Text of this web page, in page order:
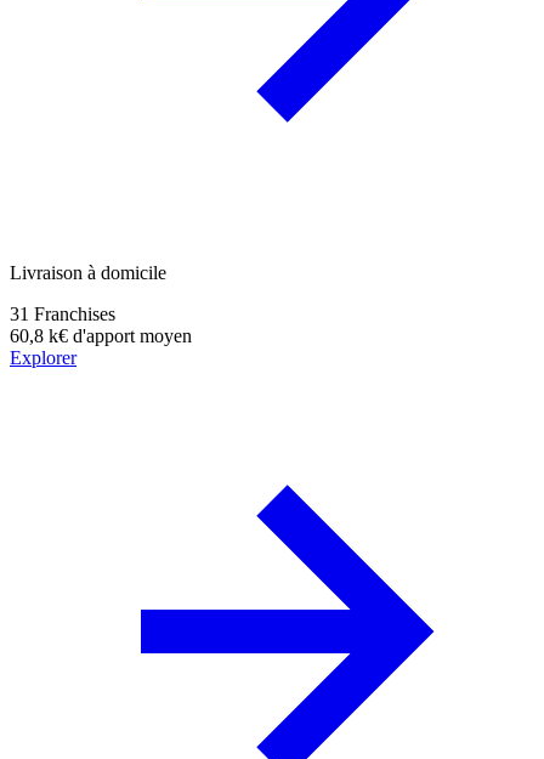
Livraison à domicile
31 Franchises
60,8 k€ d'apport moyen
Explorer